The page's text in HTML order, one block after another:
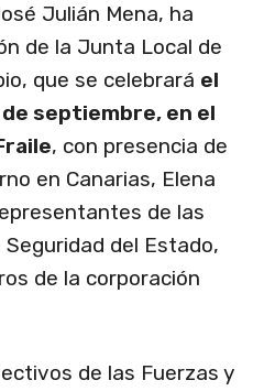
Julián Mena, ha
de la Junta Local de
que se celebrará el
septiembre, en el
, con presencia de
en Canarias, Elena
de las
Seguridad del Estado,
de la corporación
de las Fuerzas y